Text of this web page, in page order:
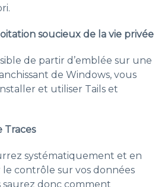
soucieux de la vie privée
de partir d’emblée sur une
de Windows, vous
et utiliser Tails et
Traces
systématiquement et en
contrôle sur vos données
saurez donc comment